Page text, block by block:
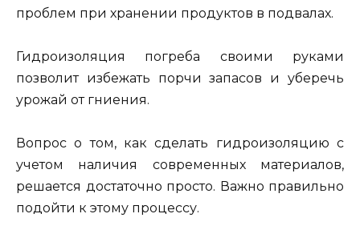
проблем при хранении продуктов в подвалах.
Гидроизоляция погреба своими руками
позволит избежать порчи запасов и уберечь
урожай от гниения.
Вопрос о том, как сделать гидроизоляцию с
учетом наличия современных материалов,
решается достаточно просто. Важно правильно
подойти к этому процессу.